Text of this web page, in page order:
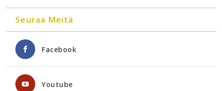
Seuraa Meitä
Facebook
Youtube